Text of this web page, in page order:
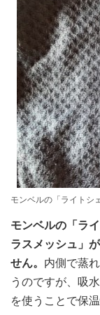
モンベルの「ライトシ
モンベルの「ラ
ラスメッシュ」
せん。 内側で蒸
うのですが、吸
を使うことで保